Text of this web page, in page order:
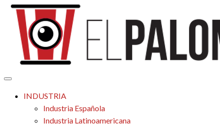
Saltar
contenido
El Palomitrón
Tu espacio de la industria de cine española y latinoamericana
INDUSTRIA
Industria Española
Industria Latinoamericana